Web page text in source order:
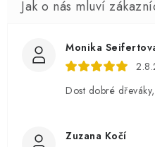
Monika
Dost dobré
Zuzana Kočí